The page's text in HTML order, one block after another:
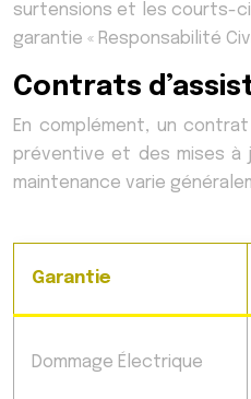
surtensions et les courts-
garantie « Responsabilité
Contrats
En complément, un
préventive et des mises à
maintenance varie
Garantie
Dommage Électrique